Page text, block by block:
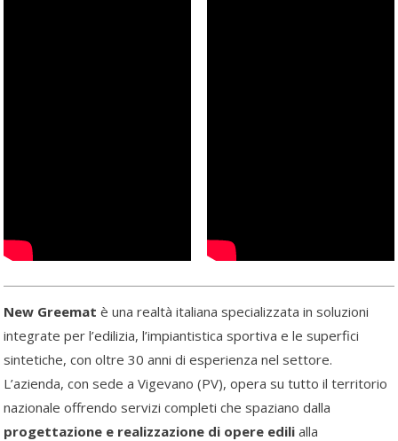
New Greemat è una realtà italiana specializzata in soluzioni
integrate per l’edilizia, l’impiantistica sportiva e le superfici
sintetiche, con oltre 30 anni di esperienza nel settore.
L’azienda, con sede a Vigevano (PV), opera su tutto il territorio
nazionale offrendo servizi completi che spaziano dalla
progettazione e realizzazione di opere edili alla